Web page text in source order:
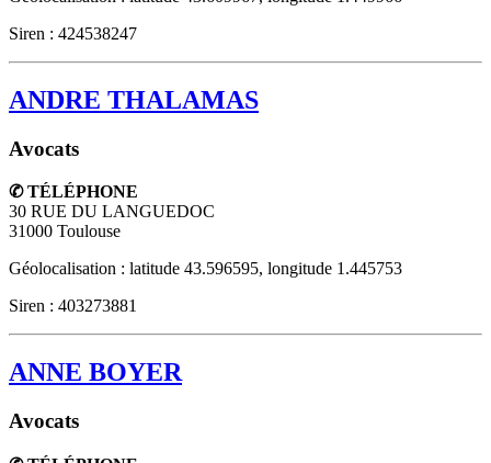
Siren : 424538247
ANDRE THALAMAS
Avocats
✆ TÉLÉPHONE
30 RUE DU LANGUEDOC
31000 Toulouse
Géolocalisation : latitude 43.596595, longitude 1.445753
Siren : 403273881
ANNE BOYER
Avocats